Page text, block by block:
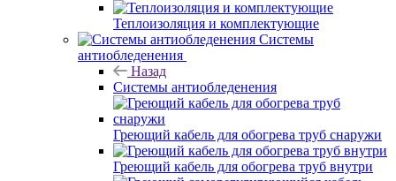
Теплоизоляция и комплектующие
Системы
антиобледенения
Назад
Системы антиобледенения
Греющий кабель для обогрева труб снаружи
Греющий кабель для обогрева труб внутри